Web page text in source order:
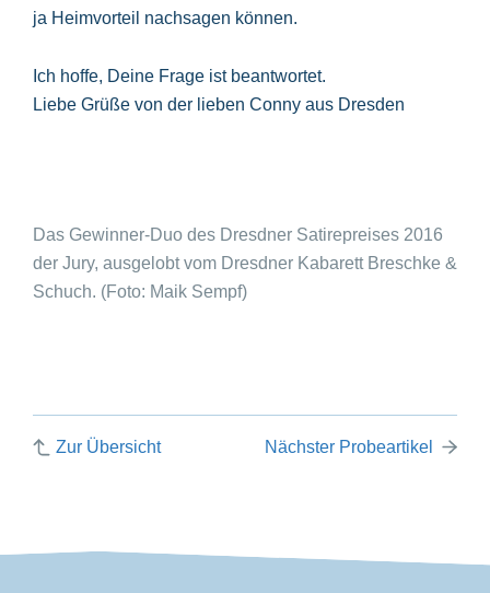
ja Heimvorteil nachsagen können.
Ich hoffe, Deine Frage ist beantwortet.
Liebe Grüße von der lieben Conny aus Dresden
Das Gewinner-Duo des Dresdner Satirepreises 2016
der Jury, ausgelobt vom Dresdner Kabarett Breschke &
Schuch. (Foto: Maik Sempf)
Zur Übersicht Nächster Probeartikel